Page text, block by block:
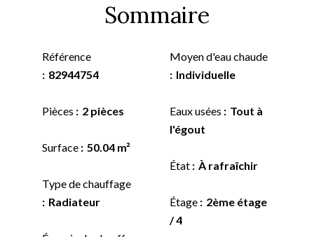
Sommaire
Référence
82944754
Pièces 2 pièces
Surface 50.04 m²
Type de chauffage
Radiateur
Moyen d'eau chaude
Individuelle
Eaux usées
Tout à
l'égout
État À rafraîchir
Étage
2ème étage
/ 4